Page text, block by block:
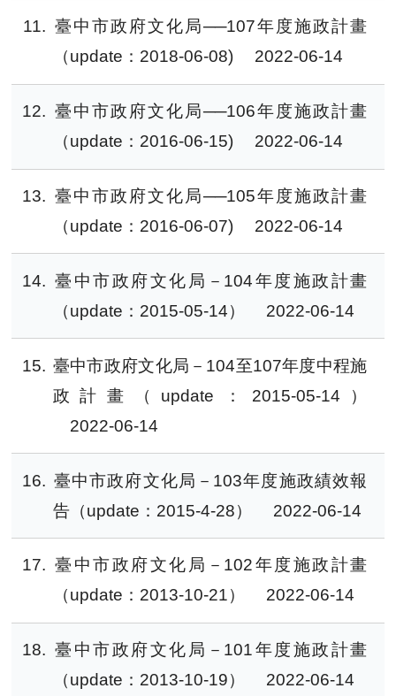
11
臺中市政府文化局──107年度施政計畫
（update：2018-06-08)
2022-06-14
12
臺中市政府文化局──106年度施政計畫
（update：2016-06-15)
2022-06-14
13
臺中市政府文化局──105年度施政計畫
（update：2016-06-07)
2022-06-14
14
臺中市政府文化局－104年度施政計畫
（update：2015-05-14）
2022-06-14
15
臺中市政府文化局－104至107年度中程施
政計畫（update：2015-05-14）
2022-06-14
16
臺中市政府文化局－103年度施政績效報
告（update：2015-4-28）
2022-06-14
17
臺中市政府文化局－102年度施政計畫
（update：2013-10-21）
2022-06-14
18
臺中市政府文化局－101年度施政計畫
（update：2013-10-19）
2022-06-14